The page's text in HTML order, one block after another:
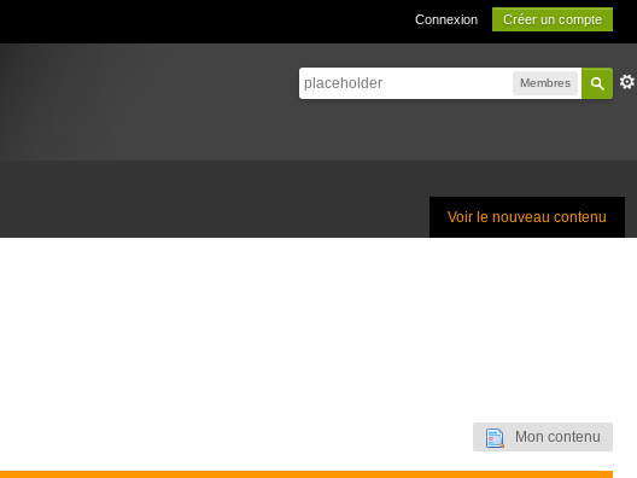
Connexion Créer un compte
Membres
Voir le nouveau contenu
Mon contenu